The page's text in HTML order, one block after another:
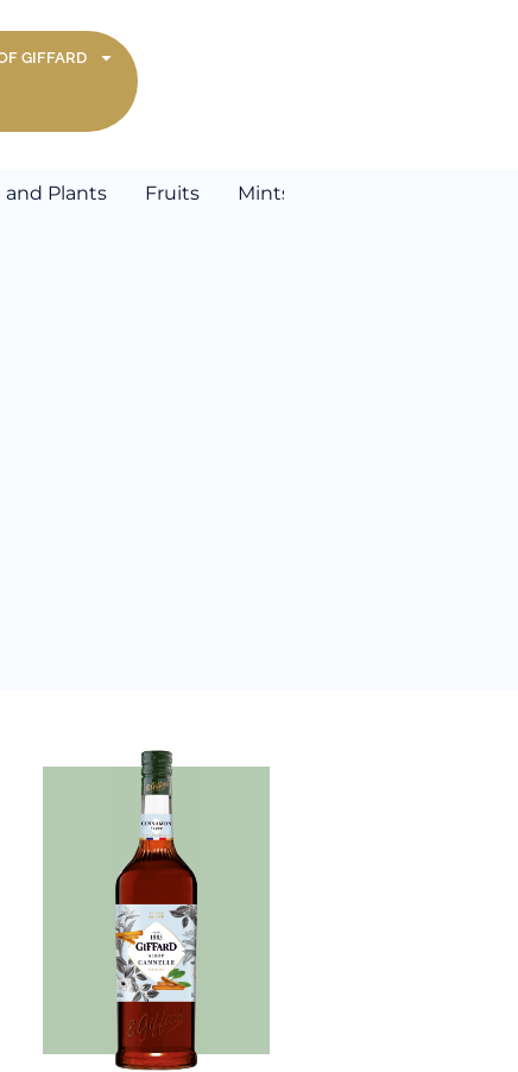
GIFFARD
and Plants Fruits Mints